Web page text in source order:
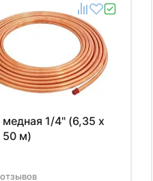
медная 1/4" (6,35 х
50 м)